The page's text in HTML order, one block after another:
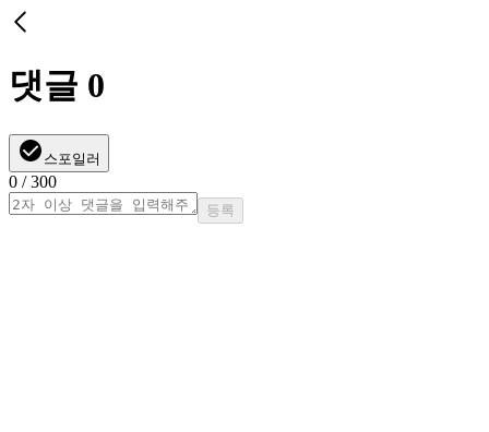
댓글 0
스포일러
0 / 300
등록